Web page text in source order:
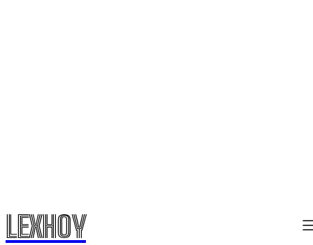
LEXHOY